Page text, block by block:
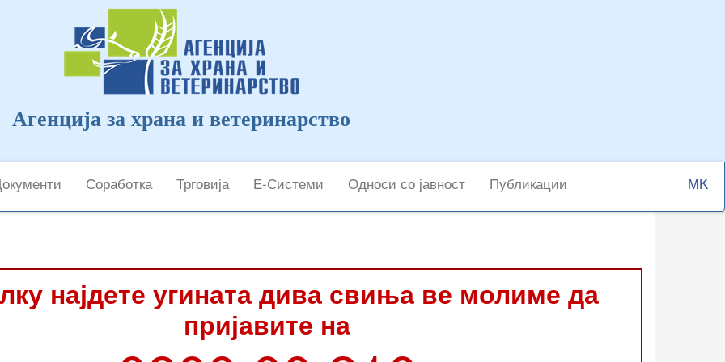
Агенција за храна и ветеринарство
Соработка Трговија Е-Системи Односи со јавност Публикации
Select
your
најдете угината дива свиња ве молиме да
пријавите на